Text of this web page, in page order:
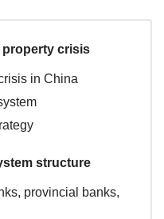
property crisis
in China
structure
provincial banks,